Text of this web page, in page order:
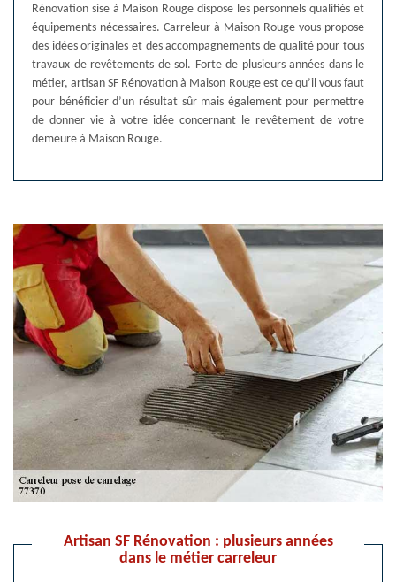
Rénovation sise à Maison Rouge dispose les personnels qualifiés et
équipements nécessaires. Carreleur à Maison Rouge vous propose
des idées originales et des accompagnements de qualité pour tous
travaux de revêtements de sol. Forte de plusieurs années dans le
métier, artisan SF Rénovation à Maison Rouge est ce qu’il vous faut
pour bénéficier d’un résultat sûr mais également pour permettre
de donner vie à votre idée concernant le revêtement de votre
demeure à Maison Rouge.
Artisan SF Rénovation : plusieurs années
dans le métier carreleur